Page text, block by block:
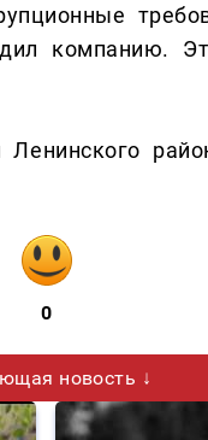
компанию.
0
новость ↓